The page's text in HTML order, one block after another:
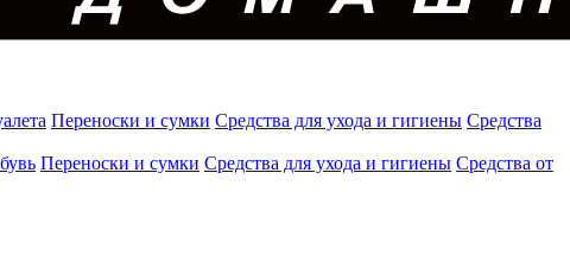
Переноски и сумки Средства для ухода и гигиены Средства
Переноски и сумки Средства для ухода и гигиены Средства от